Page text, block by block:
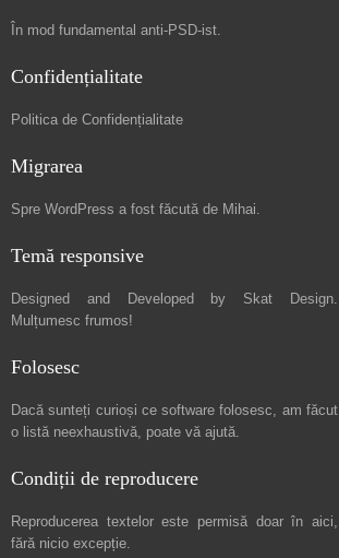
În mod fundamental anti-PSD-ist.
Confidențialitate
Politica de Confidențialitate
Migrarea
Spre WordPress a fost făcută de Mihai.
Temă responsive
Designed and Developed by Skat Design.
Mulțumesc frumos!
Folosesc
Dacă sunteți curioși ce software folosesc, am făcut
o listă neexhaustivă, poate vă ajută.
Condiții de reproducere
Reproducerea textelor este permisă doar în aici,
fără nicio excepție.